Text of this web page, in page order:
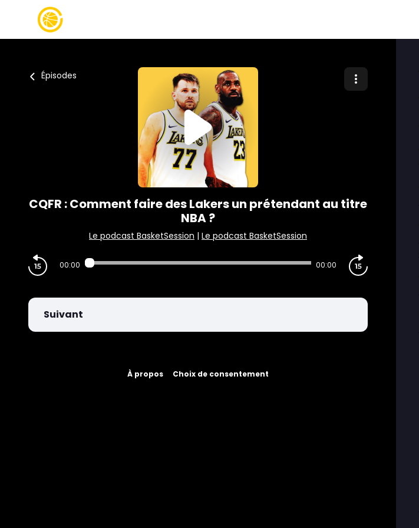
Épisodes
CQFR : Comment faire des Lakers un prétendant au titre
NBA ?
Le podcast BasketSession | Le podcast BasketSession
00:00 00:00
Suivant
À propos Choix de consentement